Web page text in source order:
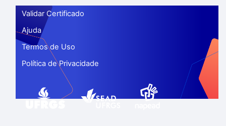
Validar Certificado
Ajuda
Termos de Uso
Política de Privacidade